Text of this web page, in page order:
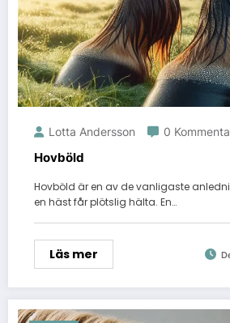
Lotta Andersson 0
Hovböld
Hovböld är en av de vanligaste
en häst får plötslig hälta. En…
Läs mer